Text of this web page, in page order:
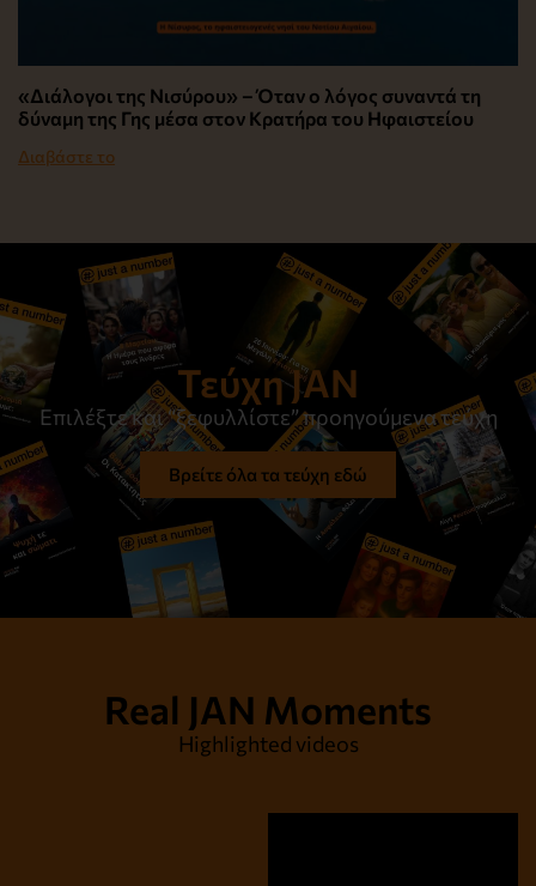
«Διάλογοι της Νισύρου» – Όταν ο λόγος συναντά τη
δύναμη της Γης μέσα στον Κρατήρα του Ηφαιστείου
Διαβάστε το
Τεύχη JAN
Επιλέξτε και “ξεφυλλίστε” προηγούμενα τεύχη
Βρείτε όλα τα τεύχη εδώ
Real JAN Moments
Highlighted videos